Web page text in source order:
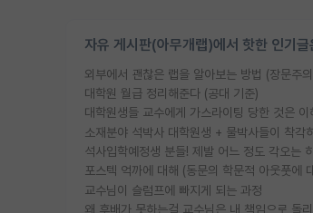
자유 게시판(아무개랩)에서 핫한 인기글
외부에서 괜찮은 랩을 알아보는 방법 (장문주
대학원 월급 정리해준다 (공대 기준)
소재분야 석박사 대학원생 + 물박사들이 착각
교수님이 슬럼프에 빠지게 되는 과정